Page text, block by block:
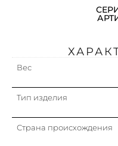
Вес
Тип изделия
Страна происхождения